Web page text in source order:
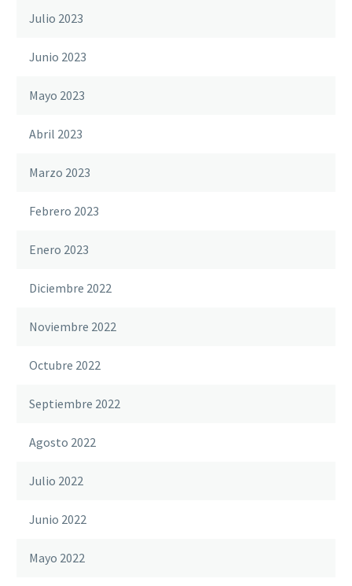
Julio 2023
Junio 2023
Mayo 2023
Abril 2023
Marzo 2023
Febrero 2023
Enero 2023
Diciembre 2022
Noviembre 2022
Octubre 2022
Septiembre 2022
Agosto 2022
Julio 2022
Junio 2022
Mayo 2022